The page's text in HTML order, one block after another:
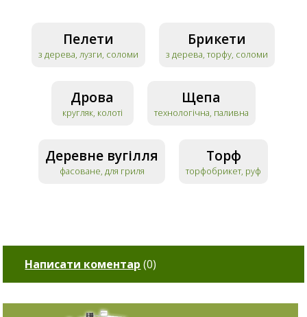
Пелети
з дерева, лузги, соломи
Брикети
з дерева, торфу, соломи
Дрова
кругляк, колоті
Щепа
технологічна, паливна
Деревне вугілля
фасоване, для гриля
Торф
торфобрикет, руф
Написати коментар (0)